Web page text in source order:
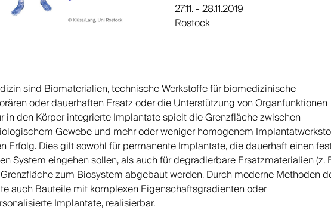
27.11. - 28.11.2019
Rostock
sind Biomaterialien, technische Werkstoffe für biomedizinische
oder dauerhaften Ersatz oder die Unterstützung von Organfunktionen
in den Körper integrierte Implantate spielt die Grenzfläche zwischen
Gewebe und mehr oder weniger homogenem
Erfolg. Dies gilt sowohl für permanente Implantate, die dauerhaft einen
System eingehen sollen, als auch für degradierbare Ersatzmaterialien (z.
zum Biosystem abgebaut werden. Durch moderne Methoden
auch Bauteile mit komplexen Eigenschaftsgradienten oder
Implantate, realisierbar.